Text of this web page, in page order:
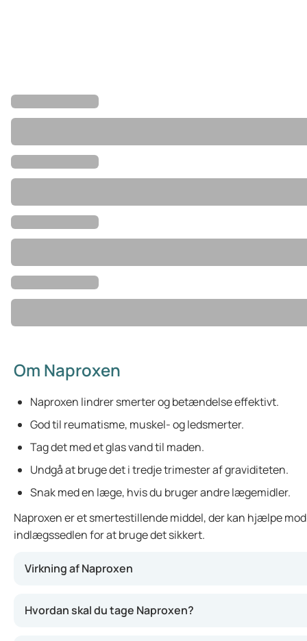
Om Naproxen
Naproxen lindrer smerter og betændelse effektivt.
God til reumatisme, muskel- og ledsmerter.
Tag det med et glas vand til maden.
Undgå at bruge det i tredje trimester af graviditeten.
Snak med en læge, hvis du bruger andre lægemidler.
Naproxen er et smertestillende middel, der kan hjælpe
indlægssedlen for at bruge det sikkert.
Virkning af Naproxen
Hvordan skal du tage Naproxen?